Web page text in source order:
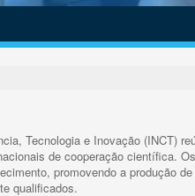
Tecnologia e Inovação (INCT)
de cooperação científica.
promovendo a produção
qualificados.